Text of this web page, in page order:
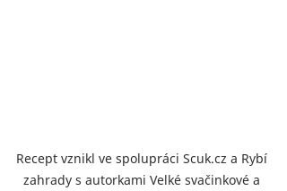
Recept vznikl ve spolupráci Scuk.cz a Rybí
zahrady s autorkami Velké svačinkové a